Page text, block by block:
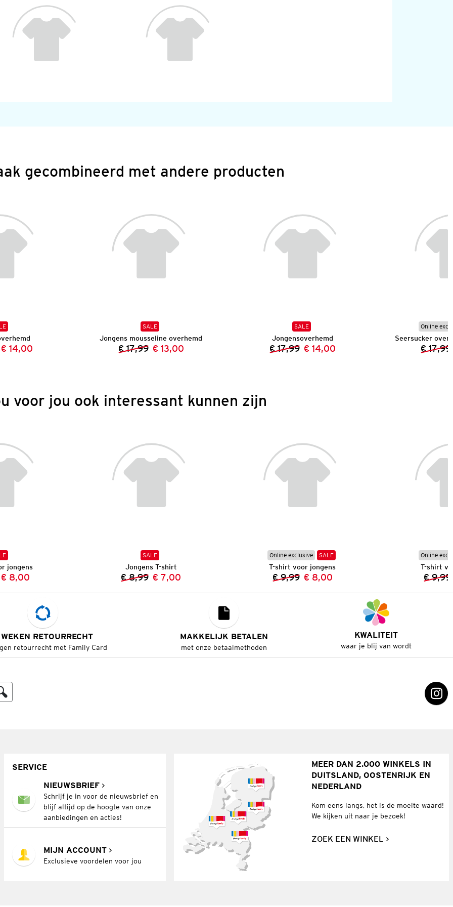
gecombineerd met andere producten
Vorige prijs:
Nieuwe prijs:
€ 14,00
SALE
Jongens mousseline overhemd
Vorige prijs:
€ 17,99 Nieuwe prijs:
€ 13,00
SALE
Jongensoverhemd
Vorige prijs:
€ 17,99 Nieuwe prijs:
€ 14,00
Online
Seersucker
€ 17,99
voor jou ook interessant kunnen zijn
jongens
Vorige prijs:
Nieuwe prijs:
€ 8,00
SALE
Jongens T-shirt
Vorige prijs:
€ 8,99 Nieuwe prijs:
€ 7,00
Online exclusive SALE
T-shirt voor jongens
Vorige prijs:
€ 9,99 Nieuwe prijs:
€ 8,00
Online
T-shirt
€ 9,99
RETOURRECHT
retourrecht met Family Card
MAKKELIJK BETALEN
met onze betaalmethoden
KWALITEIT
waar je blij van wordt
SERVICE
NIEUWSBRIEF
Schrijf je in voor de nieuwsbrief en
blijf altijd op de hoogte van onze
aanbiedingen en acties!
MIJN ACCOUNT
Exclusieve voordelen voor jou
MEER DAN 2.000 WINKELS IN
DUITSLAND, OOSTENRIJK EN
NEDERLAND
Kom eens langs, het is de moeite waard!
We kijken uit naar je bezoek!
ZOEK EEN WINKEL